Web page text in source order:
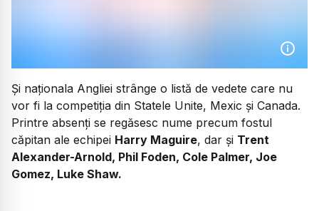
Și naționala Angliei strânge o listă de vedete care nu
vor fi la competiția din Statele Unite, Mexic și Canada.
Printre absenți se regăsesc nume precum fostul
căpitan ale echipei Harry Maguire, dar și Trent
Alexander-Arnold, Phil Foden, Cole Palmer, Joe
Gomez, Luke Shaw.